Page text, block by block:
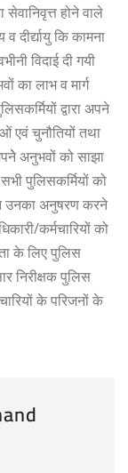
होने वाले
दीर्द्यायु कि कामना
विदाई दी गयी
का लाभ व मार्ग
द्वारा अपने
एवं चुनौतियों तथा
अनुभवों को साझा
पुलिसकर्मियों को
उनका अनुषरण करने
कर्मचारियों को
के लिए पुलिस
निरीक्षक पुलिस
के परिजनों के